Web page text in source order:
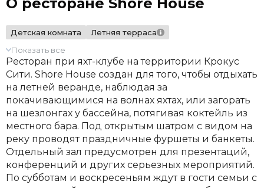
Детская комната
Летняя терраса
Показать все
Ресторан при яхт-клубе на территории Крокус
Сити. Shore House создан для того, чтобы отдыхать
на летней веранде, наблюдая за
покачивающимися на волнах яхтах, или загорать
на шезлонгах у бассейна, потягивая коктейль из
местного бара. Под открытым шатром с видом на
реку проводят праздничные фуршеты и банкеты.
Отдельный зал предусмотрен для презентаций,
конференций и других серьезных мероприятий.
По субботам и воскресеньям ждут в гости семьи с